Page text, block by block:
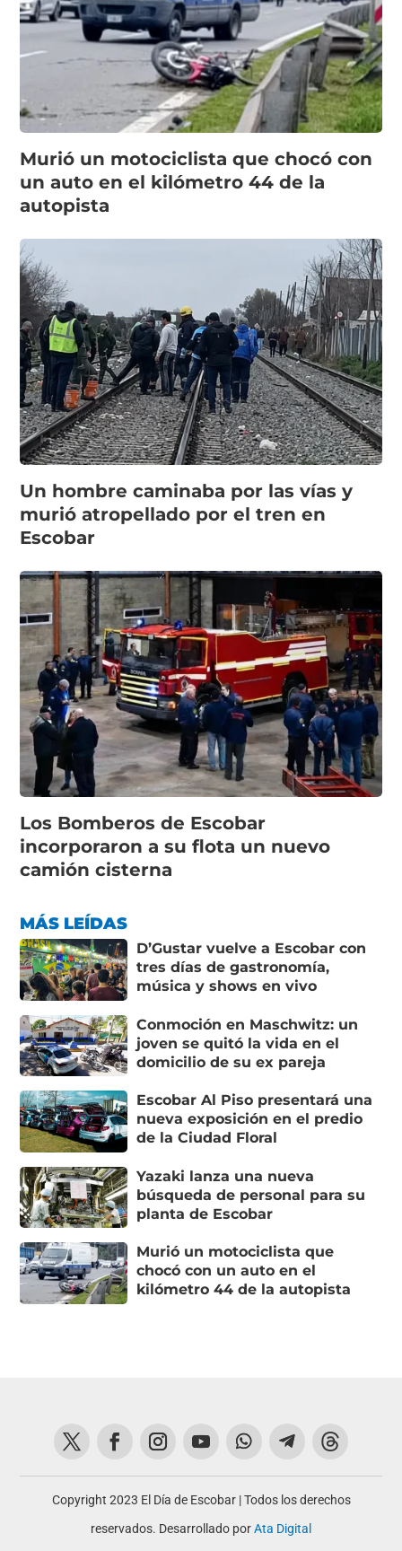
Murió un motociclista que chocó con
un auto en el kilómetro 44 de la
autopista
Un hombre caminaba por las vías y
murió atropellado por el tren en
Escobar
Los Bomberos de Escobar
incorporaron a su flota un nuevo
camión cisterna
MÁS LEÍDAS
D’Gustar vuelve a Escobar con
tres días de gastronomía,
música y shows en vivo
Conmoción en Maschwitz: un
joven se quitó la vida en el
domicilio de su ex pareja
Escobar Al Piso presentará una
nueva exposición en el predio
de la Ciudad Floral
Yazaki lanza una nueva
búsqueda de personal para su
planta de Escobar
Murió un motociclista que
chocó con un auto en el
kilómetro 44 de la autopista
Copyright 2023 El Día de Escobar | Todos los derechos
reservados. Desarrollado porAta Digital